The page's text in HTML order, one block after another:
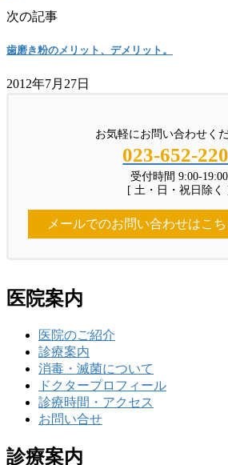
次の記事
歯磨き粉のメリット、デメリット。
2012年7月27日
お気軽にお問い合わせくだ
023-652-
受付時間 9:00-19:00
[ 土・日・祝日除く
メールでのお問い合わせはこち
医院案内
医院のご紹介
診療案内
消毒・滅菌について
ドクタープロフィール
診療時間・アクセス
お問い合せ
診療案内